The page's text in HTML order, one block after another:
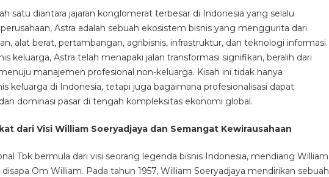
satu diantara jajaran konglomerat terbesar di Indonesia yang selalu
Astra adalah sebuah ekosistem bisnis yang menggurita dari
alat berat, pertambangan, agribisnis, infrastruktur, dan teknologi informasi.
keluarga, Astra telah menapaki jalan transformasi signifikan, beralih dari
manajemen profesional non-keluarga. Kisah ini tidak hanya
keluarga di Indonesia, tetapi juga bagaimana profesionalisasi dapat
dominasi pasar di tengah kompleksitas ekonomi global.
dari Visi William Soeryadjaya dan Semangat Kewirausahaan
Tbk bermula dari visi seorang legenda bisnis Indonesia, mendiang William
Om William. Pada tahun 1957, William Soeryadjaya mendirikan sebuah